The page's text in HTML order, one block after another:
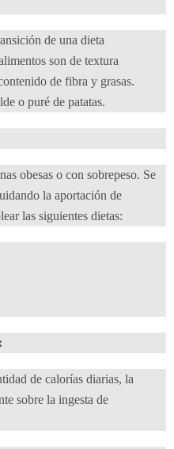
de una dieta
son de textura
de fibra y grasas.
o puré de patatas.
obesas o con sobrepeso. Se
la aportación de
las siguientes dietas:
de calorías diarias, la
sobre la ingesta de